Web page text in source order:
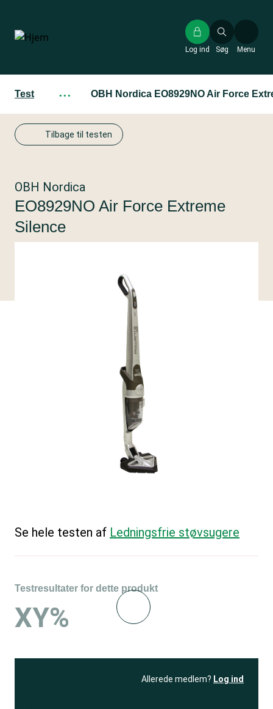
hovedindhold
Søg
Log ind Menu
Test ··· OBH Nordica EO8929NO Air Force
Tilbage til testen
OBH Nordica
EO8929NO Air Force Extreme
Silence
Se hele testen af Ledningsfrie støvsugere
Testresultater for dette produkt
XY%
Allerede medlem? Log ind